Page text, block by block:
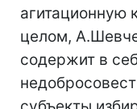
агитационную
целом,
содержит в